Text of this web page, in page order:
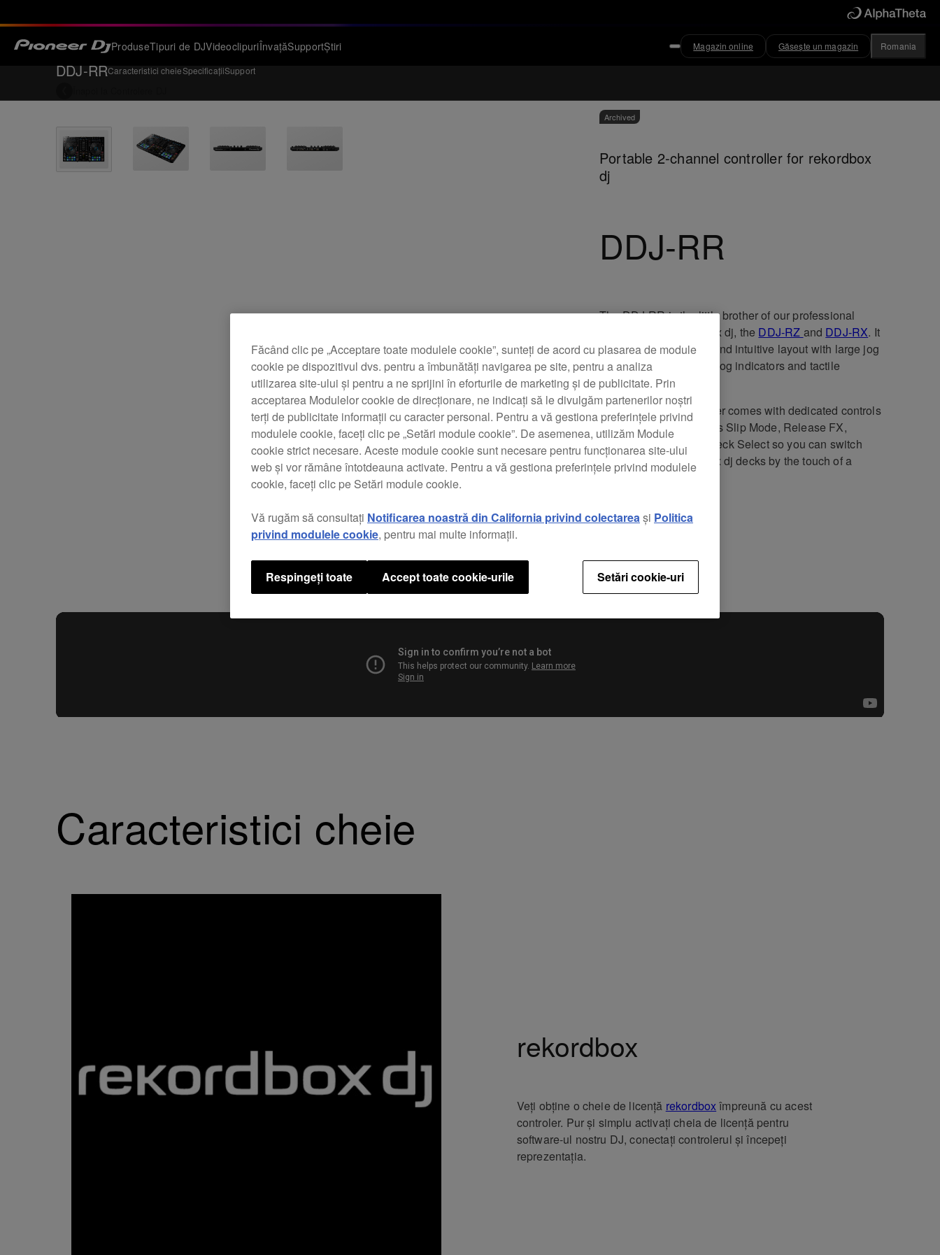
ProduseTipuri de DJVideoclipuriÎnvațăSupportȘtiri Magazin online Găsește un magazin Romania
DDJ-RRCaracteristici cheieSpecificațiiSupport
Archived
Portable 2-channel controller for rekordbox
dj
DDJ-RR
The DDJ-RR is the little brother of our professional
controllers for rekordbox dj, the DDJ-RZ and DDJ-RX. It
has a compact design and intuitive layout with large jog
wheels, illuminated on-jog indicators and tactile
Performance Pads.
This 2-channel controller comes with dedicated controls
for rekordbox dj,
such as Slip Mode, Release FX,
Sequence Load, and Deck Select so you can switch
between all 4 rekordbox dj decks by the touch of a
button.
Caracteristici cheie
rekordbox
Veți obține o cheie de licență rekordbox împreună cu acest
controler. Pur și simplu activați cheia de licență pentru
software-ul nostru DJ, conectați controlerul și începeți
reprezentația.
Făcând clic pe „Acceptare toate modulele cookie”, sunteți de acord cu plasarea de module
cookie pe dispozitivul dvs. pentru a îmbunătăți navigarea pe site, pentru a analiza
utilizarea site-ului și pentru a ne sprijini în eforturile de marketing și de publicitate. Prin
acceptarea Modulelor cookie de direcționare, ne indicați să le divulgăm partenerilor noștri
terți de publicitate informații cu caracter personal. Pentru a vă gestiona preferințele privind
modulele cookie, faceți clic pe „Setări module cookie”. De asemenea, utilizăm Module
cookie strict necesare. Aceste module cookie sunt necesare pentru funcționarea site-ului
web și vor rămâne întotdeauna activate. Pentru a vă gestiona preferințele privind modulele
cookie, faceți clic pe Setări module cookie.
Vă rugăm să consultați Notificarea noastră din California privind colectareași Politica
privind modulele cookie, pentru mai multe informații.
Setări cookie-uri
Respingeți toate Accept toate cookie-urile